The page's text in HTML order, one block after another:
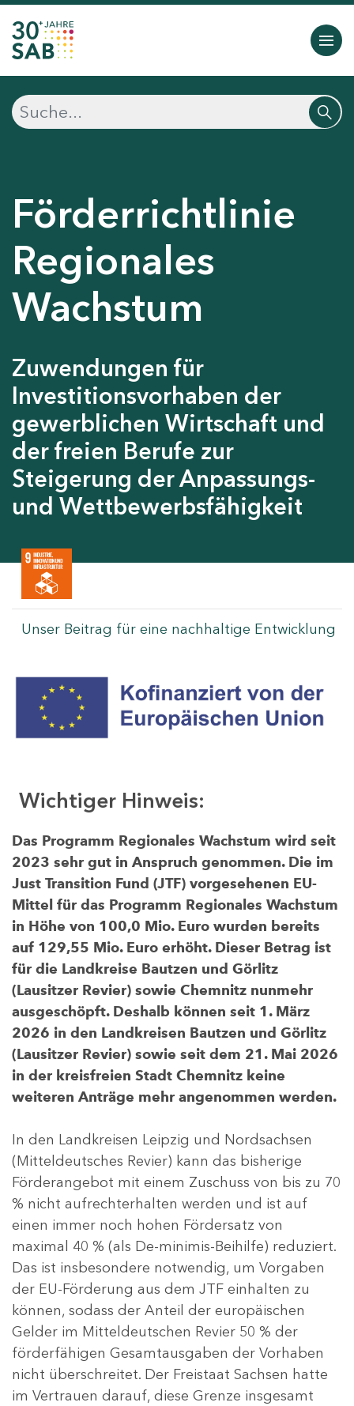
Förderrichtlinie
Regionales
Wachstum
Zuwendungen für
Investitionsvorhaben der
gewerblichen Wirtschaft und
der freien Berufe zur
Steigerung der Anpassungs-
und Wettbewerbsfähigkeit
Unser Beitrag für eine nachhaltige Entwicklung
Wichtiger Hinweis:
Das Programm Regionales Wachstum wird seit
2023 sehr gut in Anspruch genommen. Die im
Just Transition Fund (JTF) vorgesehenen EU-
Mittel für das Programm Regionales Wachstum
in Höhe von 100,0 Mio. Euro wurden bereits
auf 129,55 Mio. Euro erhöht. Dieser Betrag ist
für die Landkreise Bautzen und Görlitz
(Lausitzer Revier) sowie Chemnitz nunmehr
ausgeschöpft. Deshalb können seit 1. März
2026 in den Landkreisen Bautzen und Görlitz
(Lausitzer Revier) sowie seit dem 21. Mai 2026
in der kreisfreien Stadt Chemnitz keine
weiteren Anträge mehr angenommen werden.
In den Landkreisen Leipzig und Nordsachsen
(Mitteldeutsches Revier) kann das bisherige
Förderangebot mit einem Zuschuss von bis zu 70
% nicht aufrechterhalten werden und ist auf
einen immer noch hohen Fördersatz von
maximal 40 % (als De-minimis-Beihilfe) reduziert.
Das ist insbesondere notwendig, um Vorgaben
der EU-Förderung aus dem JTF einhalten zu
können, sodass der Anteil der europäischen
Gelder im Mitteldeutschen Revier 50 % der
förderfähigen Gesamtausgaben der Vorhaben
nicht überschreitet. Der Freistaat Sachsen hatte
im Vertrauen darauf, diese Grenze insgesamt